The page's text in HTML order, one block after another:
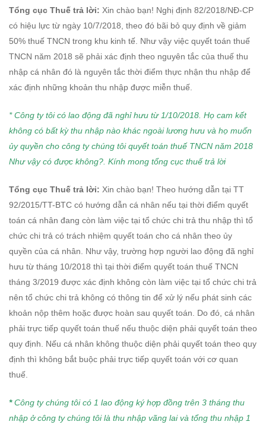
Tổng cục Thuế trả lời: Xin chào bạn! Nghị định 82/2018/NĐ-CP
có hiệu lực từ ngày 10/7/2018, theo đó bãi bỏ quy định về giảm
50% thuế TNCN trong khu kinh tế. Như vậy việc quyết toán thuế
TNCN năm 2018 sẽ phải xác định theo nguyên tắc của thuế thu
nhập cá nhân đó là nguyên tắc thời điểm thực nhận thu nhập để
xác định những khoản thu nhập được miễn thuế.
* Công ty tôi có lao động đã nghỉ hưu từ 1/10/2018. Họ cam kết
không có bất kỳ thu nhập nào khác ngoài lương hưu và họ muốn
ủy quyền cho công ty chúng tôi quyết toán thuế TNCN năm 2018
Như vậy có được không?. Kính mong tổng cục thuế trả lời
Tổng cục Thuế trả lời: Xin chào bạn! Theo hướng dẫn tại TT
92/2015/TT-BTC có hướng dẫn cá nhân nếu tại thời điểm quyết
toán cá nhân đang còn làm việc tại tổ chức chi trả thu nhập thì tổ
chức chi trả có trách nhiệm quyết toán cho cá nhân theo ủy
quyền của cá nhân. Như vậy, trường hợp người lao động đã nghỉ
hưu từ tháng 10/2018 thì tại thời điểm quyết toán thuế TNCN
tháng 3/2019 được xác định không còn làm việc tại tổ chức chi trả
nên tổ chức chi trả không có thông tin để xử lý nếu phát sinh các
khoản nộp thêm hoặc được hoàn sau quyết toán. Do đó, cá nhân
phải trực tiếp quyết toán thuế nếu thuộc diện phải quyết toán theo
quy định. Nếu cá nhân không thuộc diện phải quyết toán theo quy
định thì không bắt buộc phải trực tiếp quyết toán với cơ quan
thuế.
*Công ty chúng tôi có 1 lao động ký hợp đồng trên 3 tháng thu
nhập ở công ty chúng tôi là thu nhập vãng lai và tổng thu nhập 1